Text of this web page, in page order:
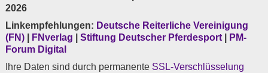
2026
Linkempfehlungen: Deutsche Reiterliche Vereinigung
(FN)
FNverlag Stiftung Deutscher Pferdesport
PM-
Forum Digital
Ihre Daten sind durch permanente SSL-Verschlüsselung